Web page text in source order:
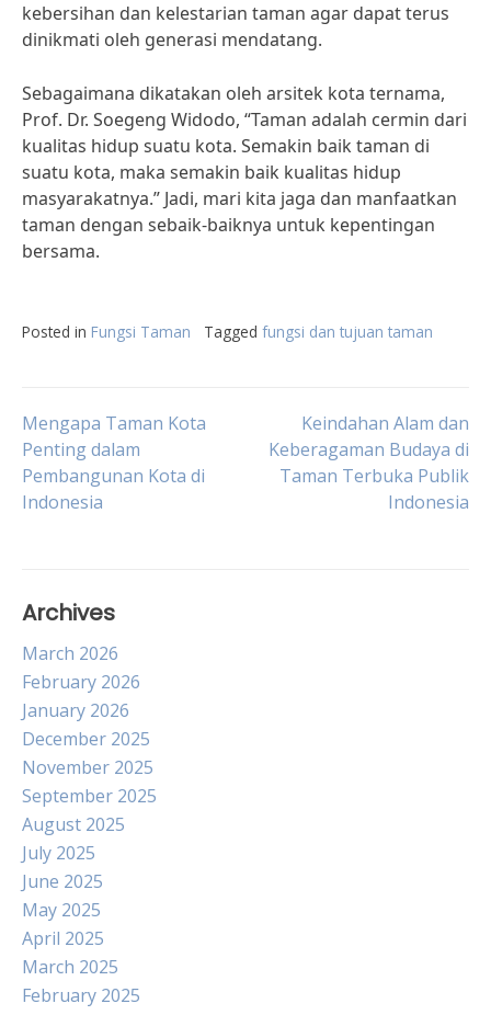
kebersihan dan kelestarian taman agar dapat terus
dinikmati oleh generasi mendatang.
Sebagaimana dikatakan oleh arsitek kota ternama,
Prof. Dr. Soegeng Widodo, “Taman adalah cermin dari
kualitas hidup suatu kota. Semakin baik taman di
suatu kota, maka semakin baik kualitas hidup
masyarakatnya.” Jadi, mari kita jaga dan manfaatkan
taman dengan sebaik-baiknya untuk kepentingan
bersama.
Posted in Fungsi Taman Tagged fungsi dan tujuan taman
Post
navigation
Mengapa Taman Kota
Penting dalam
Pembangunan Kota di
Indonesia
Keindahan Alam dan
Keberagaman Budaya di
Taman Terbuka Publik
Indonesia
Archives
March 2026
February 2026
January 2026
December 2025
November 2025
September 2025
August 2025
July 2025
June 2025
May 2025
April 2025
March 2025
February 2025